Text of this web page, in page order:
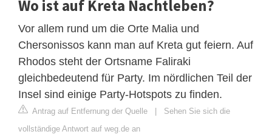
Wo ist auf Kreta Nachtleben?
Vor allem rund um die Orte Malia und
Chersonissos kann man auf Kreta gut feiern. Auf
Rhodos steht der Ortsname Faliraki
gleichbedeutend für Party. Im nördlichen Teil der
Insel sind einige Party-Hotspots zu finden.
Antrag auf Entfernung der Quelle | Sehen Sie sich die
vollständige Antwort auf weg.de an